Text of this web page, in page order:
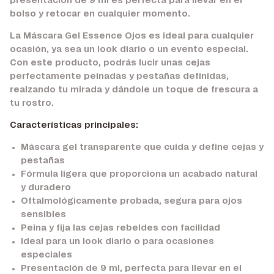
bolso y retocar en cualquier momento.
La Máscara Gel Essence Ojos es ideal para cualquier
ocasión, ya sea un look diario o un evento especial.
Con este producto, podrás lucir unas cejas
perfectamente peinadas y pestañas definidas,
realzando tu mirada y dándole un toque de frescura a
tu rostro.
Características principales:
Máscara gel transparente que cuida y define cejas y
pestañas
Fórmula ligera que proporciona un acabado natural
y duradero
Oftalmológicamente probada, segura para ojos
sensibles
Peina y fija las cejas rebeldes con facilidad
Ideal para un look diario o para ocasiones
especiales
Presentación de 9 ml, perfecta para llevar en el